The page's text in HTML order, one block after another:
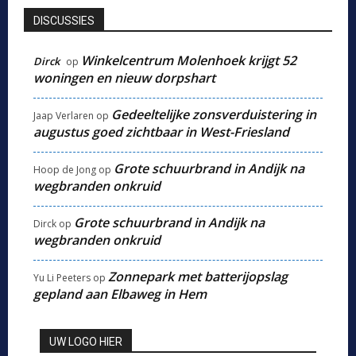
DISCUSSIES
Dirck op Winkelcentrum Molenhoek krijgt 52
woningen en nieuw dorpshart
Jaap Verlaren op Gedeeltelijke zonsverduistering in
augustus goed zichtbaar in West-Friesland
Hoop de Jong op Grote schuurbrand in Andijk na
wegbranden onkruid
Dirck op Grote schuurbrand in Andijk na
wegbranden onkruid
Yu Li Peeters op Zonnepark met batterijopslag
gepland aan Elbaweg in Hem
UW LOGO HIER